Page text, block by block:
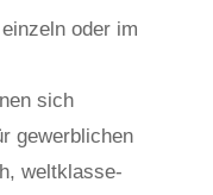
oder im
sich
gewerblichen
weltklasse-